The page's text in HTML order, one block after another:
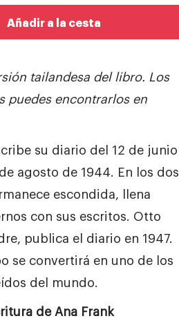
Añadir a la cesta
tailandesa del libro. Los
puedes encontrarlos en
su diario del 12 de junio
agosto de 1944. En los dos
escondida, llena
con sus escritos. Otto
publica el diario en 1947.
se convertirá en uno de los
del mundo.
de Ana Frank